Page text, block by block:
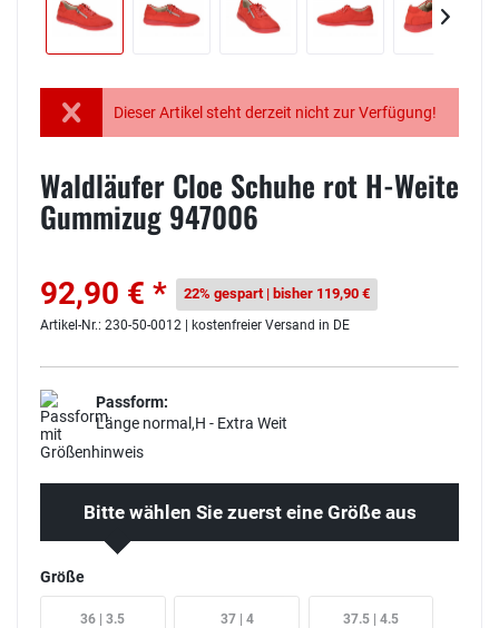
Dieser Artikel steht derzeit nicht zur Verfügung!
Waldläufer Cloe Schuhe rot H-Weite
Gummizug 947006
92,90 € * 22% gespart | bisher 119,90 €
Artikel-Nr.: 230-50-0012 | kostenfreier Versand in DE
Passform:
Länge normal,H - Extra Weit
Bitte wählen Sie zuerst eine Größe aus
Größe
36 | 3.5 37 | 4 37.5 | 4.5